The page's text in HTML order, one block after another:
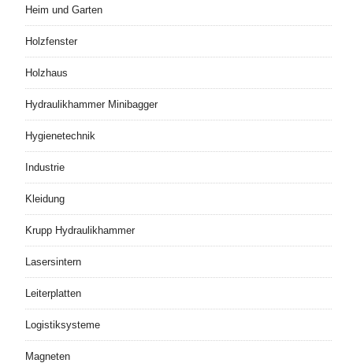
Heim und Garten
Holzfenster
Holzhaus
Hydraulikhammer Minibagger
Hygienetechnik
Industrie
Kleidung
Krupp Hydraulikhammer
Lasersintern
Leiterplatten
Logistiksysteme
Magneten